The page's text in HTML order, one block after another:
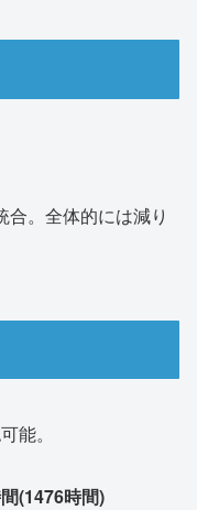
。全体的には減り
能。
(1476時間)